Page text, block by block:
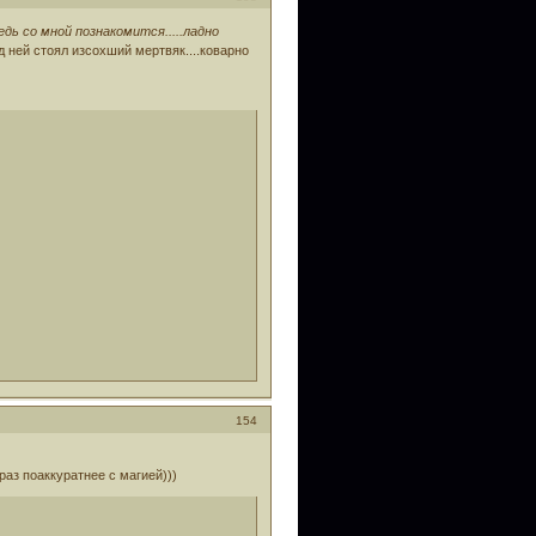
со мной познакомится.....ладно
ней стоял изсохший мертвяк....коварно
154
поаккуратнее с магией)))